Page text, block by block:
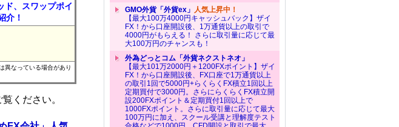
ド、スワップポイ
介！
異なっている場合があり
ください。
GMO外貨「外貨ex」 人気上昇中！
【最大100万4000円キャッシュバック】ザイ
FX！から口座開設後、1万通貨以上の取引で
4000円がもらえる！ さらに取引量に応じて最
大100万円のチャンスも！
外為どっとコム「外貨ネクストネオ」
【最大101万2000円＋1200FXポイント】ザイ
FX！から口座開設後、FX口座で1万通貨以上
の取引1回で5000円+らくらくFX積立1回以上
定期買付で3000円。さらにらくらくFX積立開
設200FXポイント＆定期買付1回以上で
1000FXポイント。さらに取引量に応じて最大
100万円に加え、スクール受講と理解度テスト